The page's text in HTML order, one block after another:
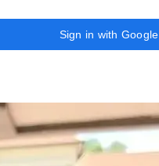
Sign in with Google